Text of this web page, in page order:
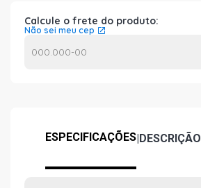
Calcule o frete do produto:
Não sei meu cep
ESPECIFICAÇÕES|DESCRIÇÃO